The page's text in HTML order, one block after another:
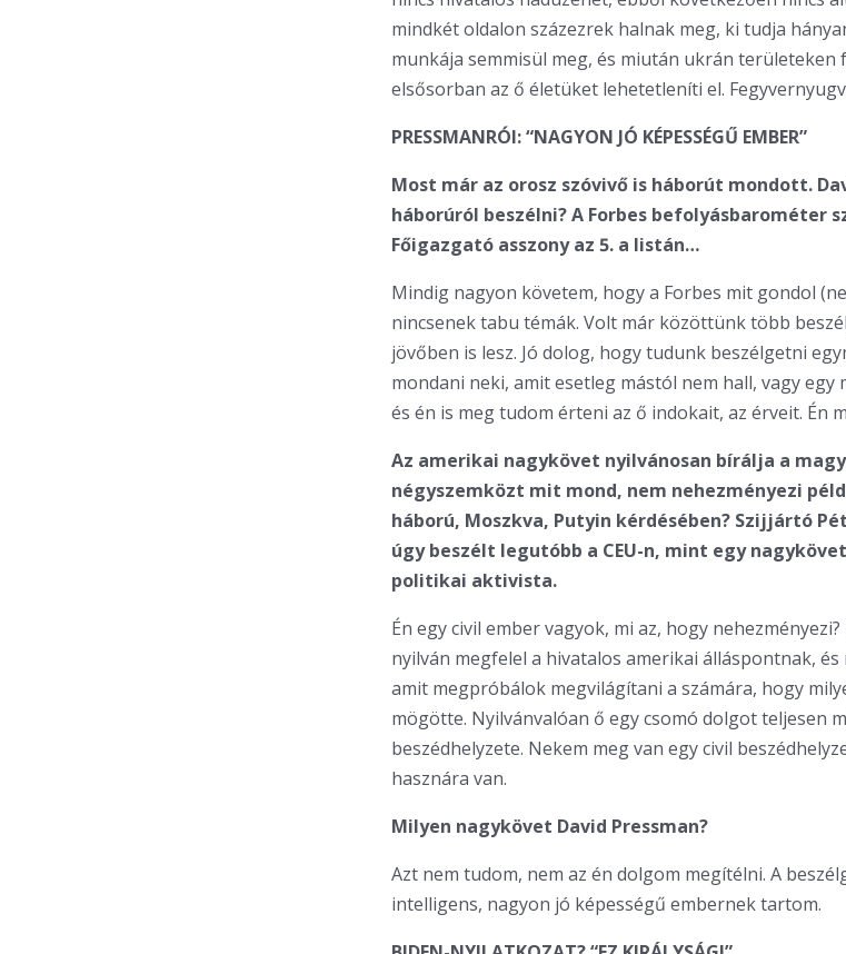
mindkét oldalon százezrek halnak meg, ki tudja
munkája semmisül meg, és miután ukrán területeken
elsősorban az ő életüket lehetetleníti el.
PRESSMANRÓl: “NAGYON JÓ KÉPESSÉGŰ EMBER”
Most már az orosz szóvivő is háborút mondott.
háborúról beszélni? A Forbes befolyásbarométer
Főigazgató asszony az 5. a listán…
Mindig nagyon követem, hogy a Forbes mit gondol
nincsenek tabu témák. Volt már közöttünk több
jövőben is lesz. Jó dolog, hogy tudunk beszélgetni
mondani neki, amit esetleg mástól nem hall, vagy
és én is meg tudom érteni az ő indokait, az érveit. Én
Az amerikai nagykövet nyilvánosan bírálja a
négyszemközt mit mond, nem nehezményezi
háború, Moszkva, Putyin kérdésében? Szijjártó
úgy beszélt legutóbb a CEU-n, mint egy
politikai aktivista.
Én egy civil ember vagyok, mi az, hogy
nyilván megfelel a hivatalos amerikai álláspontnak,
amit megpróbálok megvilágítani a számára, hogy
mögötte. Nyilvánvalóan ő egy csomó dolgot teljesen
beszédhelyzete. Nekem meg van egy civil
hasznára van.
Milyen nagykövet David Pressman?
Azt nem tudom, nem az én dolgom megítélni. A
intelligens, nagyon jó képességű embernek tartom.